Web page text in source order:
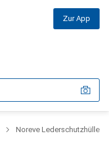
Zur App
Noreve Lederschutzhülle